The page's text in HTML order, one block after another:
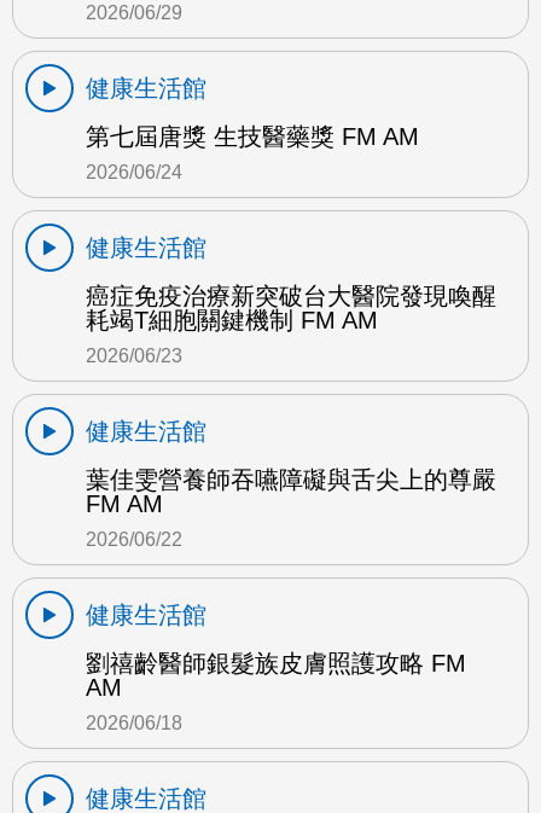
2026/06/29
健康生活館
第七屆唐獎 生技醫藥獎 FM AM
2026/06/24
健康生活館
癌症免疫治療新突破台大醫院發現喚醒
耗竭T細胞關鍵機制 FM AM
2026/06/23
健康生活館
葉佳雯營養師吞嚥障礙與舌尖上的尊嚴
FM AM
2026/06/22
健康生活館
劉禧齡醫師銀髮族皮膚照護攻略 FM
AM
2026/06/18
健康生活館